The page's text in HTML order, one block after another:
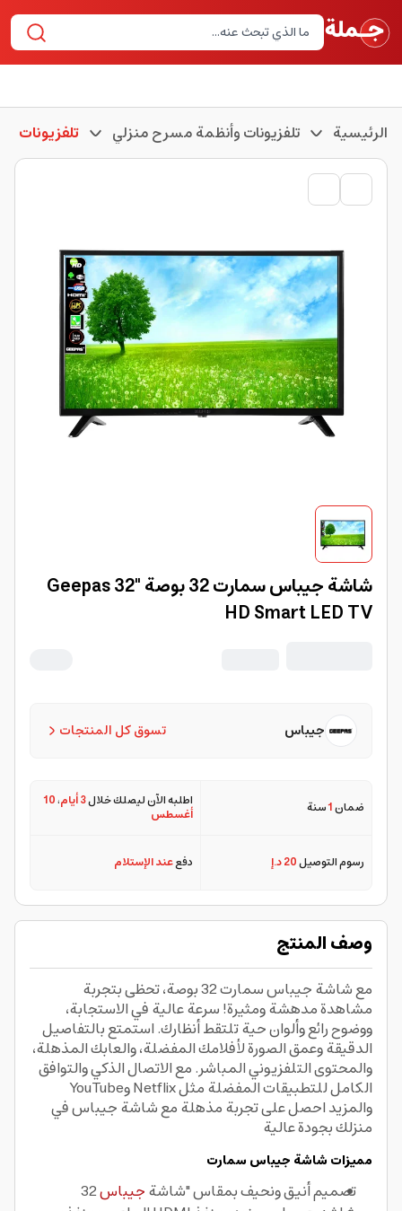
الرئيسية تلفزيونات وأنظمة مسرح منزلي تلفزيونات
شاشة جيباس سمارت 32 بوصة Geepas 32"
HD Smart LED TV
تسوق كل المنتجات جيباس
ضمان1سنة اطلبه الآن ليصلك خلال3 أيام ،10
أغسطس
رسوم التوصيل20 د.إ دفععند الإستلام
وصف المنتج
مع شاشة جيباس سمارت 32 بوصة، تحظى بتجربة
مشاهدة مدهشة ومثيرة! سرعة عالية في الاستجابة،
ووضوح رائع وألوان حية تلتقط أنظارك. استمتع بالتفاصيل
الدقيقة وعمق الصورة لأفلامك المفضلة، والعابك المذهلة،
والمحتوى التلفزيوني المباشر. مع الاتصال الذكي والتوافق
الكامل للتطبيقات المفضلة مثل Netflix وYouTube
والمزيد احصل على تجربة مذهلة مع شاشة جيباس في
منزلك بجودة عالية
مميزات شاشة جيباس سمارت
تصميم أنيق ونحيف بمقاس "شاشةجيباس